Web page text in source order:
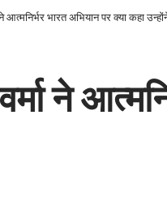
आत्मनिर्भर भारत अभियान पर क्या कहा
ने